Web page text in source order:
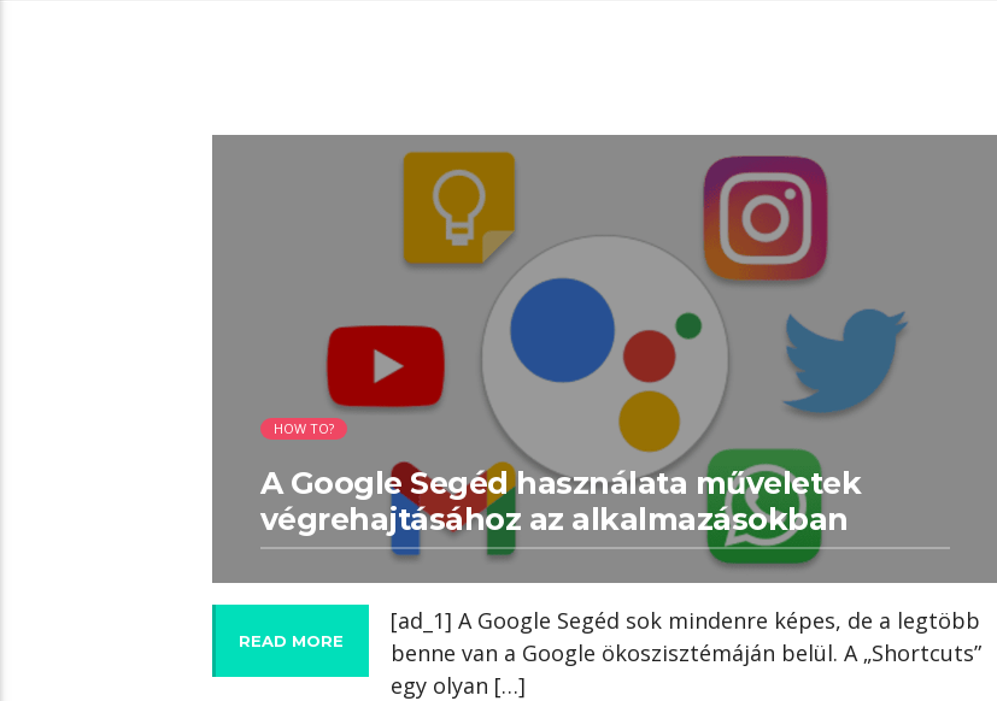
02:35 READ TIME
HOW TO?
A Google Segéd használata műveletek
végrehajtásához az alkalmazásokban
READ MORE
[ad_1] A Google Segéd sok mindenre képes, de a legtöbb
benne van a Google ökoszisztémáján belül. A „Shortcuts”
egy olyan […]